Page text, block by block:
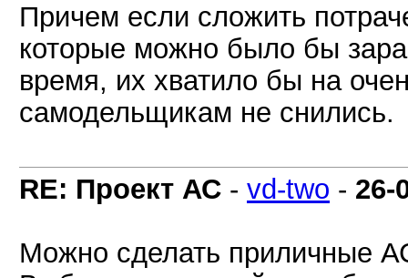
Причем если сложить
которые можно было бы
время, их хватило бы на
самодельщикам не снились.
RE: Проект АС - vd-two - 26-
Можно сделать приличные